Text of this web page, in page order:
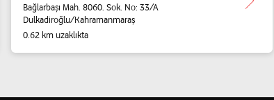
Bağlarbaşı Mah. 8060. Sok. No: 33/A
Dulkadiroğlu/Kahramanmaraş
0.62 km uzaklıkta